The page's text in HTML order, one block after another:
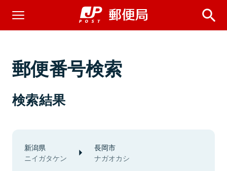
郵便番号検索
検索結果
新潟県
ニイガタケン
長岡市
ナガオカシ